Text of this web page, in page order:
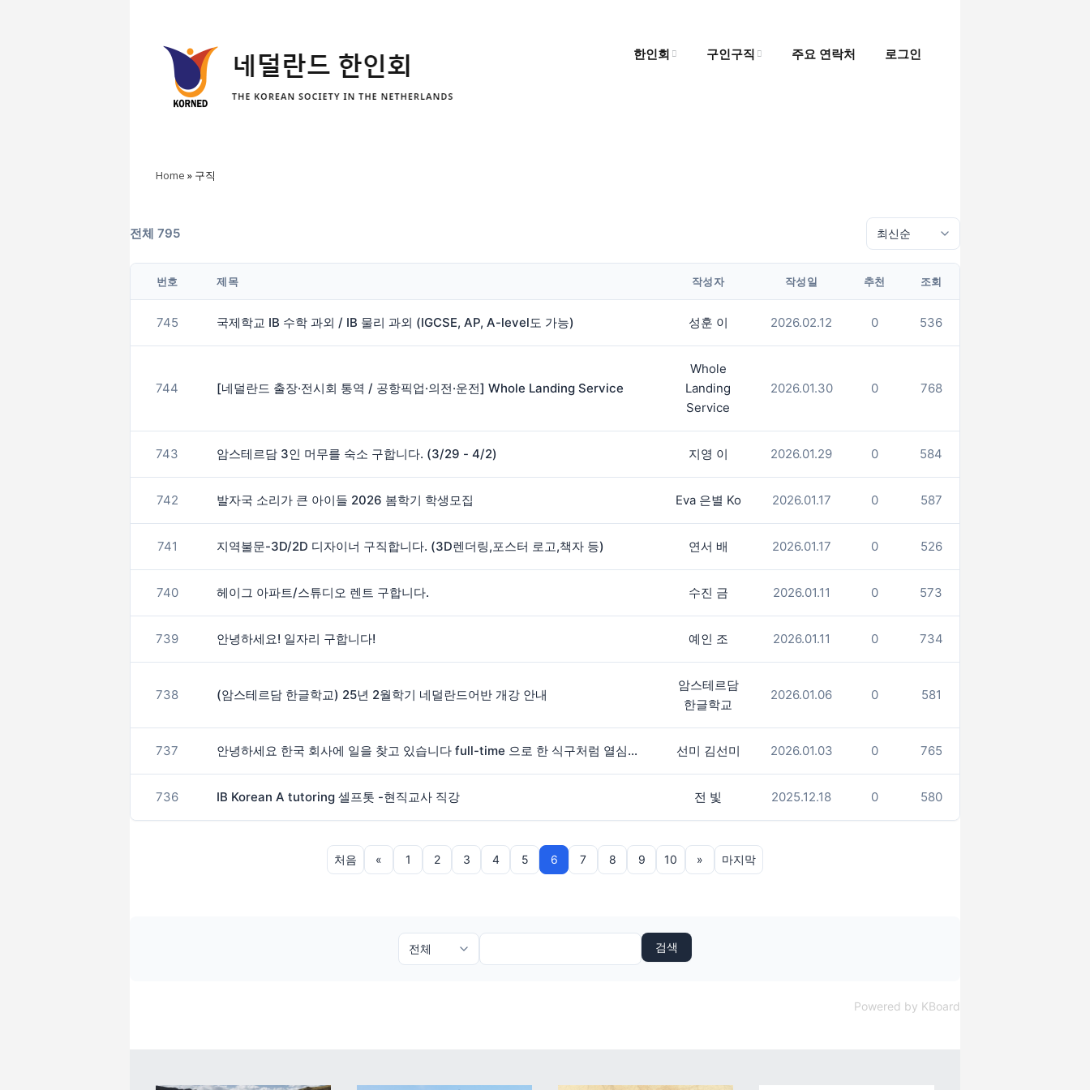
한인회 구인구직 주요 연락처 로그인
Home » 구직
전체 795
번호 제목 작성자 작성일 추천 조회
745 국제학교 IB 수학 과외 / IB 물리 과외 (IGCSE, AP, A-level도 가능) 성훈 이 2026.02.12 0 536
744 [네덜란드 출장·전시회 통역 / 공항픽업·의전·운전] Whole Landing Service
Whole
Landing
Service
2026.01.30 0 768
743 암스테르담 3인 머무를 숙소 구합니다. (3/29 - 4/2) 지영 이 2026.01.29 0 584
742 발자국 소리가 큰 아이들 2026 봄학기 학생모집 Eva 은별 Ko 2026.01.17 0 587
741 지역불문-3D/2D 디자이너 구직합니다. (3D렌더링,포스터 로고,책자 등) 연서 배 2026.01.17 0 526
740 헤이그 아파트/스튜디오 렌트 구합니다. 수진 금 2026.01.11 0 573
739 안녕하세요! 일자리 구합니다! 예인 조 2026.01.11 0 734
738 (암스테르담 한글학교) 25년 2월학기 네덜란드어반 개강 안내
암스테르담
한글학교
2026.01.06 0 581
737 안녕하세요 한국 회사에 일을 찾고 있습니다 full-time 으로 한 식구처럼 열심히 일 하겠습니다./남자/ 네덜란드에서 일 할수 있는 work permit 이 있고요 (5년) 외국인 등록증 있습니다. 영어 ,,몽골어 , 포로 선미 김선미 2026.01.03 0 765
736 IB Korean A tutoring 셀프톳 -현직교사 직강 전 빛 2025.12.18 0 580
처음 « 1 2 3 4 5 6 7 8 9 10 » 마지막
검색
Powered by KBoard